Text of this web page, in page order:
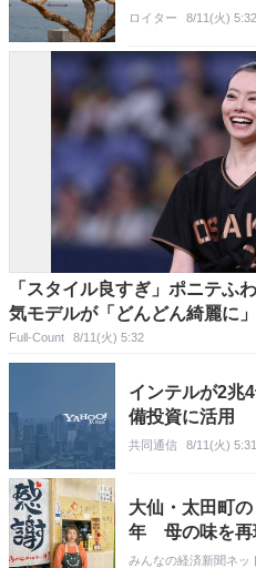
ロイター 8/11(火) 5:32
「スタイル良すぎ」ポニテ
気モデルが「どんどん綺麗に」
Full-Count 8/11(火) 5:32
インテルが2兆
備投資に活用
共同通信 8/11(火) 5:31
大仙・太田町
年 母の味を再
みんなの経済新聞ネッ